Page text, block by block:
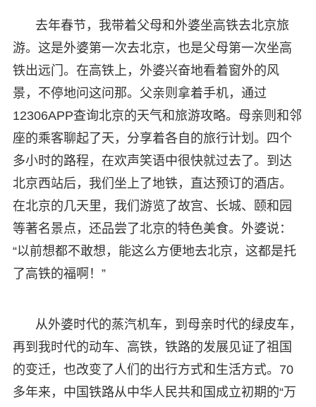
去年春节，我带着父母和外婆坐高铁去北京旅
游。这是外婆第一次去北京，也是父母第一次坐高
铁出远门。在高铁上，外婆兴奋地看着窗外的风
景，不停地问这问那。父亲则拿着手机，通过
12306APP查询北京的天气和旅游攻略。母亲则和邻
座的乘客聊起了天，分享着各自的旅行计划。四个
多小时的路程，在欢声笑语中很快就过去了。到达
北京西站后，我们坐上了地铁，直达预订的酒店。
在北京的几天里，我们游览了故宫、长城、颐和园
等著名景点，还品尝了北京的特色美食。外婆说：
“以前想都不敢想，能这么方便地去北京，这都是托
了高铁的福啊！”
从外婆时代的蒸汽机车，到母亲时代的绿皮车，
再到我时代的动车、高铁，铁路的发展见证了祖国
的变迁，也改变了人们的出行方式和生活方式。70
多年来，中国铁路从中华人民共和国成立初期的“万